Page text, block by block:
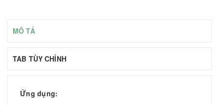
MÔ TẢ
TAB TÙY CHỈNH
Ứng dụng: